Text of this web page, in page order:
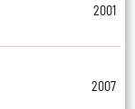
2001
2007